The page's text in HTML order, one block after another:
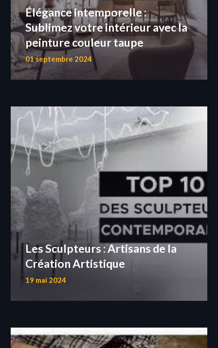
Élégance intemporelle :
Sublimez votre intérieur avec la
peinture couleur taupe
01 septembre 2024
Les Sculpteurs : Artisans de la
Création Artistique
19 mai 2024